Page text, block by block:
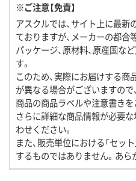
※ご注意【免責】
アスクルでは、サイト上に最
ておりますが、メーカーの都合
パッケージ、原材料、原産国な
す。
このため、実際にお届けする
が異なる場合がございますの
商品の商品ラベルや注意書きを
さらに詳細な商品情報が必要
わせください。
また、販売単位における「セッ
するものではありません。あら